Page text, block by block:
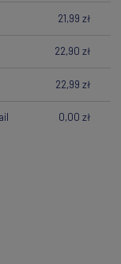
21,99 zł
22,90 zł
22,99 zł
0,00 zł